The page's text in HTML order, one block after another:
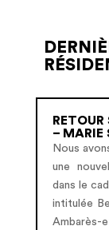
– MARIE
Nous
une
dans le
intitulée
Ambarès-